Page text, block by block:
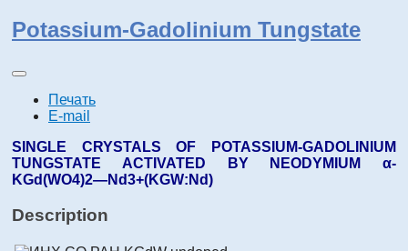
Potassium-Gadolinium Tungstate
Печать
E-mail
SINGLE CRYSTALS OF POTASSIUM-GADOLINIUM
TUNGSTATE ACTIVATED BY NEODYMIUM α-
KGd(WO4)2—Nd3+(KGW:Nd)
Description